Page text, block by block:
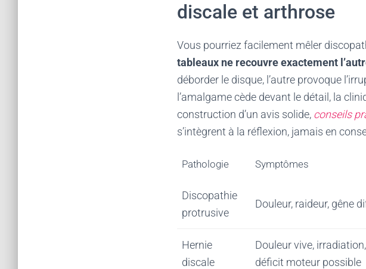
discale et arthrose
Vous pourriez facilement mêler
tableaux ne recouvre exactement
déborder le disque, l’autre provoque
l’amalgame cède devant le détail, la
construction d’un avis solide, conseils
s’intègrent à la réflexion, jamais en
Pathologie Symptômes
Discopathie
protrusive
Douleur, raideur, gêne
Hernie
discale
Douleur vive, irradiation,
déficit moteur possible